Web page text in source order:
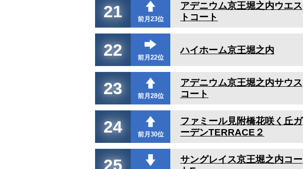
21 前月23位
アデニウム京王堀之内ウエス
トコート
22 前月22位
ハイホーム京王堀之内
23 前月28位
アデニウム京王堀之内サウス
コート
24 前月30位
ファミール見附橋花咲く丘ガ
ーデンTERRACE２
25
サングレイス京王堀之内コー